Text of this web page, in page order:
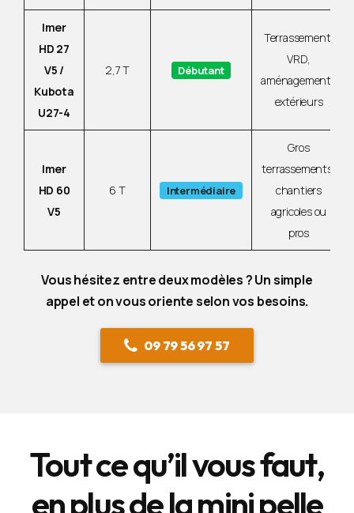
Imer
HD 27
V5 /
Kubota
U27-4
2,7 T Débutant
Terrassement,
VRD,
aménagements
extérieurs
Imer
HD 60
V5
6 T Intermédiaire
Gros
terrassements,
chantiers
agricoles ou
pros
Vous hésitez entre deux modèles ? Un simple
appel et on vous oriente selon vos besoins.
09 79 56 97 57
Tout ce qu’il vous faut,
en plus de la mini pelle